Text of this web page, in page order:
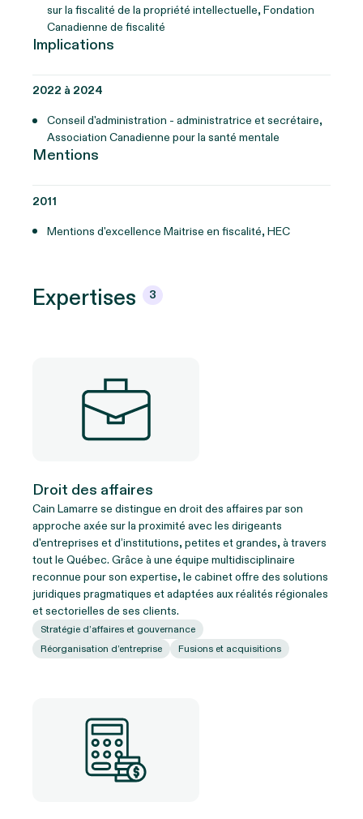
sur la fiscalité de la propriété intellectuelle, Fondation
Canadienne de fiscalité
Implications
2022 à 2024
Conseil d'administration - administratrice et secrétaire,
Association Canadienne pour la santé mentale
Mentions
2011
Mentions d'excellence Maitrise en fiscalité, HEC
Expertises 3
Droit des affaires
Cain Lamarre se distingue en droit des affaires par son
approche axée sur la proximité avec les dirigeants
d'entreprises et d’institutions, petites et grandes, à travers
tout le Québec. Grâce à une équipe multidisciplinaire
reconnue pour son expertise, le cabinet offre des solutions
juridiques pragmatiques et adaptées aux réalités régionales
et sectorielles de ses clients.
Stratégie d’affaires et gouvernance
Réorganisation d’entreprise
Fusions et acquisitions